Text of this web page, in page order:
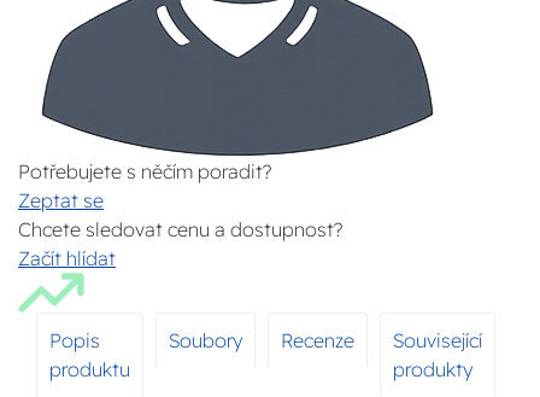
Potřebujete s něčím poradit?
Zeptat se
Chcete sledovat cenu a dostupnost?
Začít hlídat
Popis
produktu
Soubory Recenze
Související
produkty